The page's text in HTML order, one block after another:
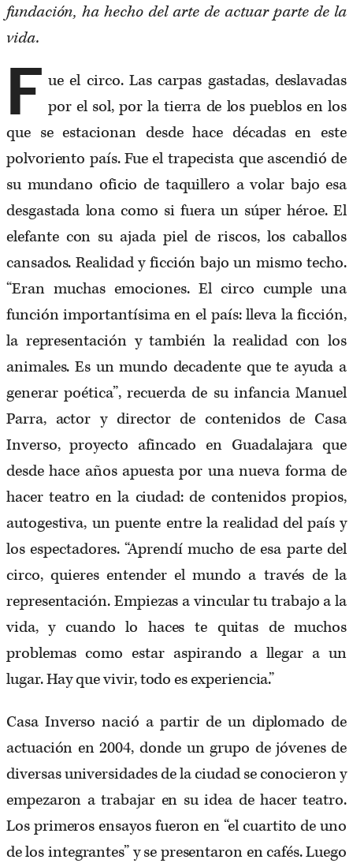
fundación, ha hecho del arte de actuar parte de la
vida.
F ue el circo. Las carpas gastadas, deslavadas
por el sol, por la tierra de los pueblos en los
que se estacionan desde hace décadas en este
polvoriento país. Fue el trapecista que ascendió de
su mundano oficio de taquillero a volar bajo esa
desgastada lona como si fuera un súper héroe. El
elefante con su ajada piel de riscos, los caballos
cansados. Realidad y ficción bajo un mismo techo.
“Eran muchas emociones. El circo cumple una
función importantísima en el país: lleva la ficción,
la representación y también la realidad con los
animales. Es un mundo decadente que te ayuda a
generar poética”, recuerda de su infancia Manuel
Parra, actor y director de contenidos de Casa
Inverso, proyecto afincado en Guadalajara que
desde hace años apuesta por una nueva forma de
hacer teatro en la ciudad: de contenidos propios,
autogestiva, un puente entre la realidad del país y
los espectadores. “Aprendí mucho de esa parte del
circo, quieres entender el mundo a través de la
representación. Empiezas a vincular tu trabajo a la
vida, y cuando lo haces te quitas de muchos
problemas como estar aspirando a llegar a un
lugar. Hay que vivir, todo es experiencia.”
Casa Inverso nació a partir de un diplomado de
actuación en 2004, donde un grupo de jóvenes de
diversas universidades de la ciudad se conocieron y
empezaron a trabajar en su idea de hacer teatro.
Los primeros ensayos fueron en “el cuartito de uno
de los integrantes” y se presentaron en cafés. Luego